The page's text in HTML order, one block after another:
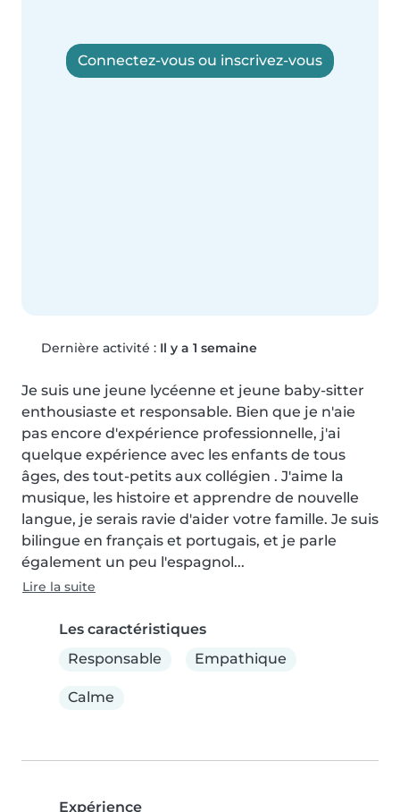
Connectez-vous ou inscrivez-vous
Dernière activité : Il y a 1 semaine
Je suis une jeune lycéenne et jeune baby-sitter
enthousiaste et responsable. Bien que je n'aie
pas encore d'expérience professionnelle, j'ai
quelque expérience avec les enfants de tous
âges, des tout-petits aux collégien . J'aime la
musique, les histoire et apprendre de nouvelle
langue, je serais ravie d'aider votre famille. Je suis
bilingue en français et portugais, et je parle
également un peu l'espagnol...
Lire la suite
Les caractéristiques
Responsable
Empathique
Calme
Expérience